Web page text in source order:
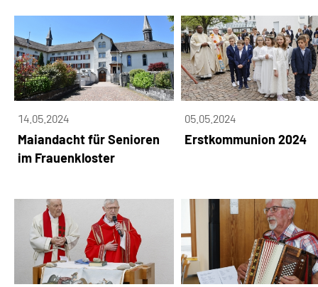
14.05.2024
Maiandacht für Senioren
im Frauenkloster
05.05.2024
Erstkommunion 2024